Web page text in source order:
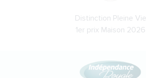
Distinction Pleine Vie
1er prix Maison 2026